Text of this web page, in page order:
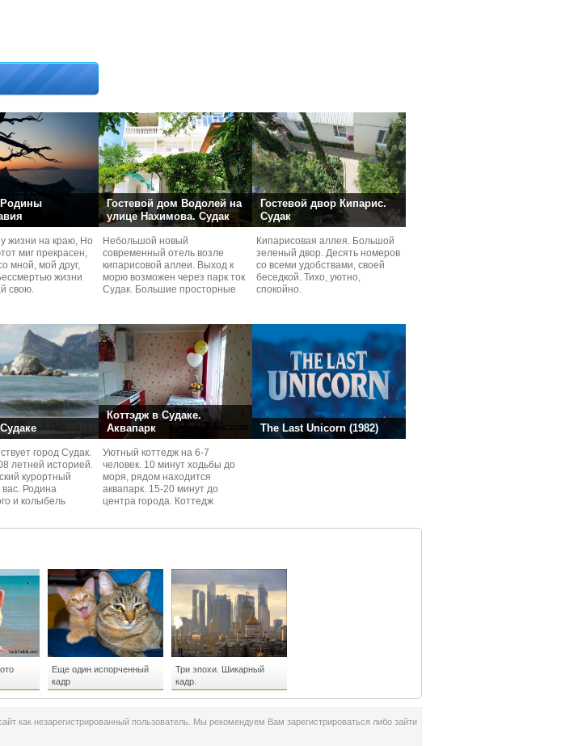
Родины
жизни на краю, Но
миг прекрасен,
мной, мой друг,
жизни
свою.
Гостевой дом Водолей на
улице Нахимова. Судак
Небольшой новый
современный отель возле
кипарисовой аллеи. Выход к
морю возможен через парк ток
Судaк. Большие просторные
Гостевой двор Кипарис.
Судак
Кипарисовая аллея. Большой
зеленый двор. Десять номеров
со всеми удобствами, своей
беседкой. Тихо, уютно,
спокойно.
город Судак.
летней историей.
курортный
вас. Родина
и колыбель
Коттэдж в Судаке.
Аквапарк
Уютный коттедж на 6-7
человек. 10 минут ходьбы до
моря, рядом находится
аквапарк. 15-20 минут до
центра города. Коттедж
The Last Unicorn (1982)
Еще один испорченный
кадр
Три эпохи. Шикарный
кадр.
как незарегистрированный пользователь. Мы рекомендуем Вам зарегистрироваться либо зайти